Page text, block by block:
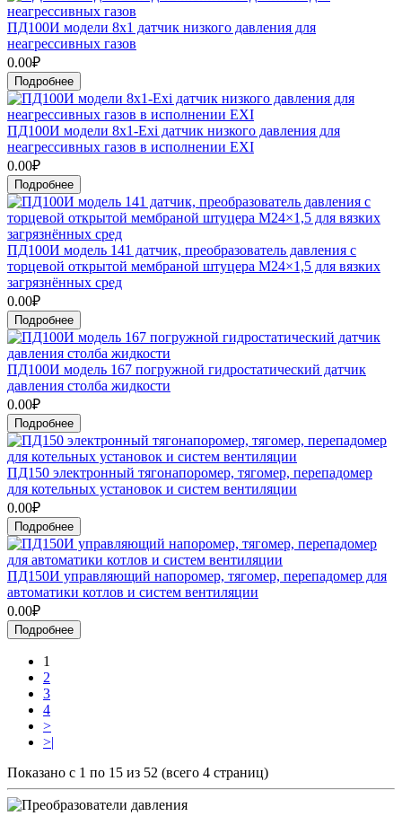
ПД100И модели 8х1 датчик низкого давления для
неагрессивных газов
0.00₽
Подробнее
ПД100И модели 8х1-Exi датчик низкого давления для
неагрессивных газов в исполнении EXI
0.00₽
Подробнее
ПД100И модель 141 датчик, преобразователь давления с
торцевой открытой мембраной штуцера M24×1,5 для вязких
загрязнённых сред
0.00₽
Подробнее
ПД100И модель 167 погружной гидростатический датчик
давления столба жидкости
0.00₽
Подробнее
ПД150 электронный тягонапоромер, тягомер, перепадомер
для котельных установок и систем вентиляции
0.00₽
Подробнее
ПД150И управляющий напоромер, тягомер, перепадомер для
автоматики котлов и систем вентиляции
0.00₽
Подробнее
1
2
3
4
>
>|
Показано с 1 по 15 из 52 (всего 4 страниц)